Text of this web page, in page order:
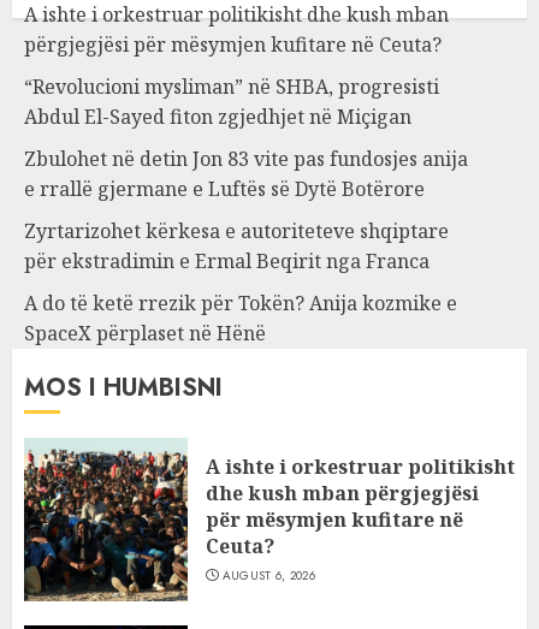
A ishte i orkestruar politikisht dhe kush mban
përgjegjësi për mësymjen kufitare në Ceuta?
“Revolucioni mysliman” në SHBA, progresisti
Abdul El-Sayed fiton zgjedhjet në Miçigan
Zbulohet në detin Jon 83 vite pas fundosjes anija
e rrallë gjermane e Luftës së Dytë Botërore
Zyrtarizohet kërkesa e autoriteteve shqiptare
për ekstradimin e Ermal Beqirit nga Franca
A do të ketë rrezik për Tokën? Anija kozmike e
SpaceX përplaset në Hënë
MOS I HUMBISNI
A ishte i orkestruar politikisht
dhe kush mban përgjegjësi
për mësymjen kufitare në
Ceuta?
AUGUST 6, 2026